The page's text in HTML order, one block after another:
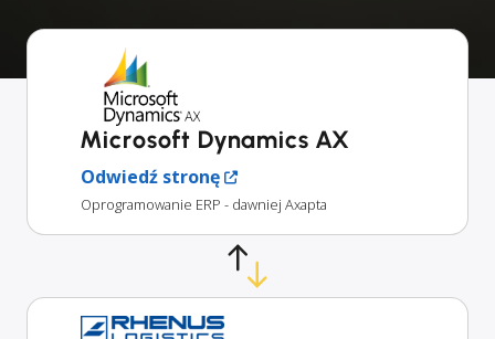
Microsoft Dynamics AX
Odwiedź stronę
Oprogramowanie ERP - dawniej Axapta